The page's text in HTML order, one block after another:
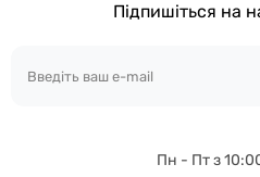
Підпишіться на
Пн - Пт з